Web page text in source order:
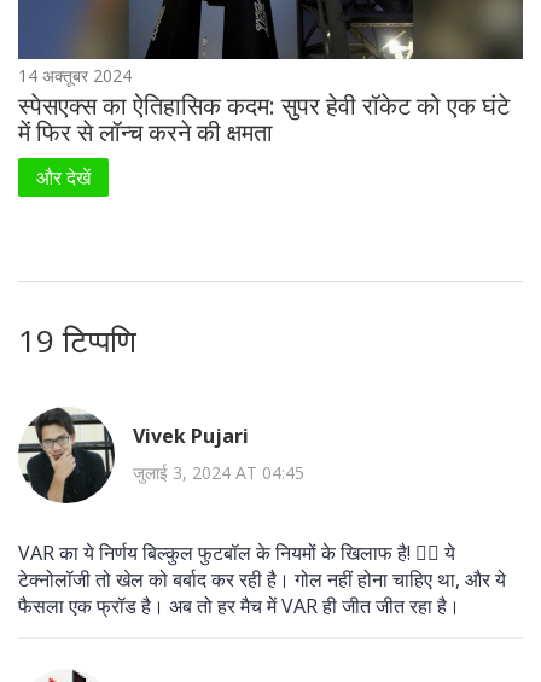
14 अक्तूबर 2024
स्पेसएक्स का ऐतिहासिक कदम: सुपर हेवी रॉकेट को एक घंटे
में फिर से लॉन्च करने की क्षमता
और देखें
19 टिप्पणि
Vivek Pujari
जुलाई 3, 2024 AT 04:45
VAR का ये निर्णय बिल्कुल फुटबॉल के नियमों के खिलाफ है! 🤦‍♂️ ये
टेक्नोलॉजी तो खेल को बर्बाद कर रही है। गोल नहीं होना चाहिए था, और ये
फैसला एक फ्रॉड है। अब तो हर मैच में VAR ही जीत जीत रहा है।